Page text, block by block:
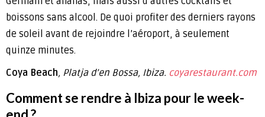
boissons sans alcool. De quoi profiter des derniers rayons
de soleil avant de rejoindre l’aéroport, à seulement
quinze minutes.
Coya Beach, Platja d’en Bossa, Ibiza. coyarestaurant.com
Comment se rendre à Ibiza pour le week-